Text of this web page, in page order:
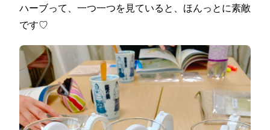
ハーブって、一つ一つを見ていると、ほんっとに素敵
です♡